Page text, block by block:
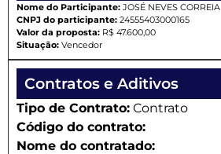
Nome do Participante: JOSÉ NEVES CORREIA
CNPJ do participante: 24555403000165
Valor da proposta: R$ 47.600,00
Situação: Vencedor
Contratos e Aditivos
Tipo de Contrato: Contrato
Código do contrato:
Nome do contratado: